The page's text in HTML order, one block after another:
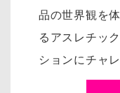
品の世界観を
るアスレチッ
ションにチャ